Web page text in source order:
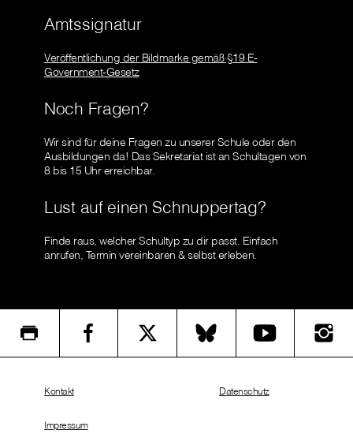
Amtssignatur
Veröffentlichung der Bildmarke gemäß §19 E-
Government-Gesetz
Noch Fragen?
Wir sind für deine Fragen zu unserer Schule oder den
Ausbildungen da! Das Sekretariat ist an Schultagen von
8 bis 15 Uhr erreichbar.
Lust auf einen Schnuppertag?
Finde raus, welcher Schultyp zu dir passt. Einfach
anrufen, Termin vereinbaren & selbst erleben.
Kontakt
Impressum
Datenschutz